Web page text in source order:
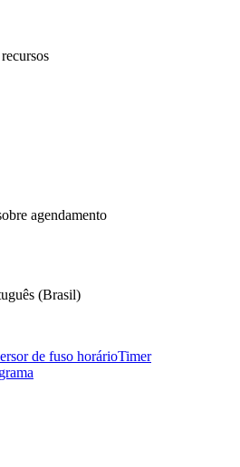
agendamento
(Brasil)
de fuso horárioTimer